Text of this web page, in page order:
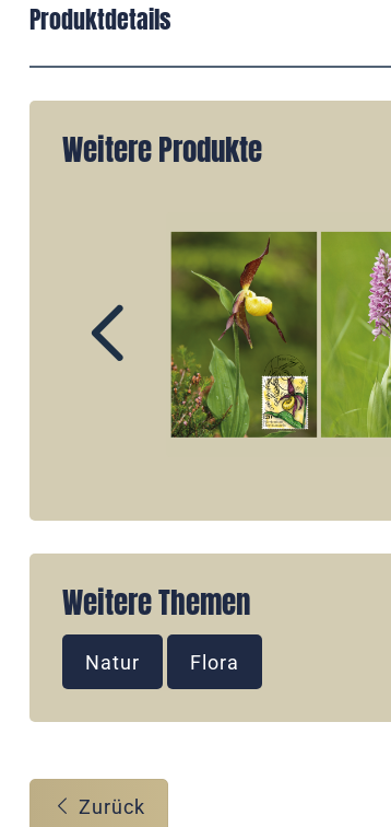
Produktdetails
Weitere Produkte
Weitere Themen
Natur Flora
Zurück